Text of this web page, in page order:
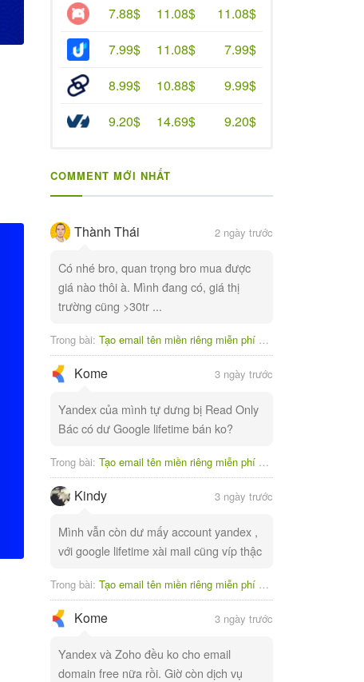
7.88$
11.08$
11.08$
7.99$
11.08$
7.99$
8.99$
10.88$
9.99$
9.20$
14.69$ 9.20$
COMMENT MỚI NHẤT
Thành Thái 2 ngày trước
Có nhé bro, quan trọng bro mua được
giá nào thôi à. Mình đang có, giá thị
trường cũng >30tr ...
Trong bài: Tạo email tên miền riêng miễn phí với Yandex
Kome 3 ngày trước
Yandex của mình tự dưng bị Read Only
Bác có dư Google lifetime bán ko?
Trong bài: Tạo email tên miền riêng miễn phí với Yandex
Kindy 3 ngày trước
Mình vẫn còn dư mấy account yandex ,
với google lifetime xài mail cũng víp thậc
Trong bài: Tạo email tên miền riêng miễn phí với Yandex
Kome 3 ngày trước
Yandex và Zoho đều ko cho email
domain free nữa rồi. Giờ còn dịch vụ